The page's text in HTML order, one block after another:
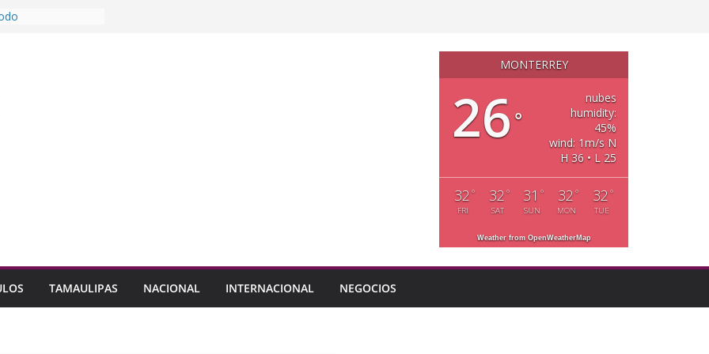
lentes
a
las
MONTERREY
26°
nubes
humidity:
45%
wind: 1m/s N
H 36 • L 25
32 °
FRI
32 °
SAT
31 °
SUN
32 °
MON
32 °
TUE
Weather from OpenWeatherMap
TAMAULIPAS NACIONAL INTERNACIONAL NEGOCIOS